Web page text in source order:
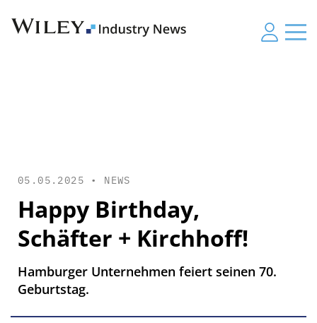
05.05.2025 • NEWS
Happy Birthday,
Schäfter + Kirchhoff!
Hamburger Unternehmen feiert seinen 70.
Geburtstag.